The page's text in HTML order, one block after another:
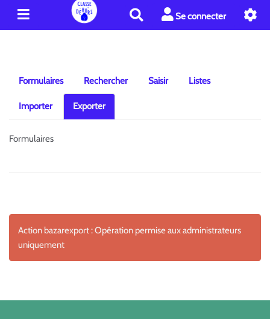
e
r
e
Se connecter
Formulaires Rechercher Saisir Listes
Importer Exporter
Formulaires
Action bazarexport : Opération permise aux administrateurs
uniquement